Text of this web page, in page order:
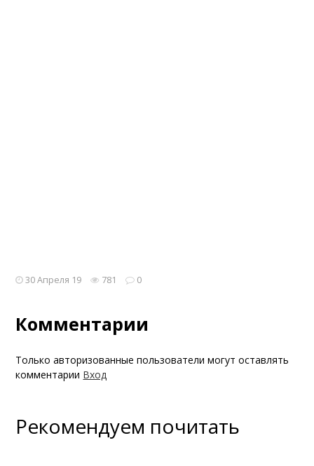
30 Апреля 19 781 0
Комментарии
Только авторизованные пользователи могут оставлять
комментарии Вход
Рекомендуем почитать